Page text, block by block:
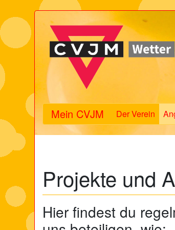
Mein CVJM Der Verein
Projekte und
Hier findest du